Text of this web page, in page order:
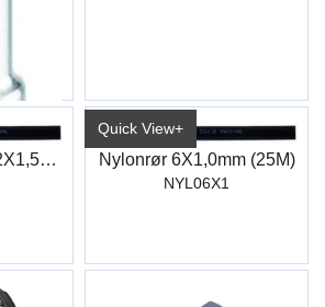
Nylonrør (25M) 12X1,5mm
Quick View+
Nylonrør 6X1,0mm (25M)
NYL06X1